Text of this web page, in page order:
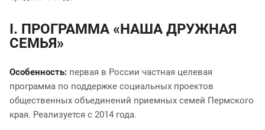
I. ПРОГРАММА «НАША ДРУЖНАЯ
СЕМЬЯ»
Особенность: первая в России частная целевая
программа по поддержке социальных проектов
общественных объединений приемных семей Пермского
края. Реализуется с 2014 года.